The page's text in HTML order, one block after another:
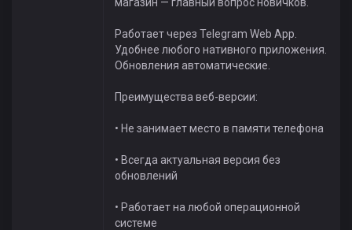
Работает через Telegram Web App.
Удобнее любого нативного приложения.
Обновления автоматические.
Преимущества веб-версии:
• Не занимает место в памяти телефона
• Всегда актуальная версия без
обновлений
• Работает на любой операционной
системе